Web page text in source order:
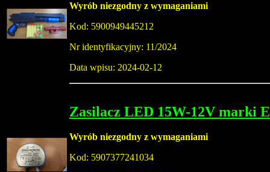
Wyrób niezgodny z wymaganiami
Kod: 5900949445212
Nr identyfikacyjny: 11/2024
Data wpisu: 2024-02-12
Zasilacz LED 15W-12V marki
Wyrób niezgodny z wymaganiami
Kod: 5907377241034